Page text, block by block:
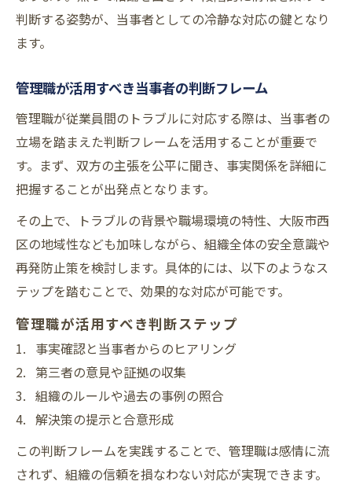
判断する姿勢が、当事者としての冷静な対応の鍵となり
ます。
管理職が活用すべき当事者の判断フレーム
管理職が従業員間のトラブルに対応する際は、当事者の
立場を踏まえた判断フレームを活用することが重要で
す。まず、双方の主張を公平に聞き、事実関係を詳細に
把握することが出発点となります。
その上で、トラブルの背景や職場環境の特性、大阪市西
区の地域性なども加味しながら、組織全体の安全意識や
再発防止策を検討します。具体的には、以下のようなス
テップを踏むことで、効果的な対応が可能です。
管理職が活用すべき判断ステップ
事実確認と当事者からのヒアリング
第三者の意見や証拠の収集
組織のルールや過去の事例の照合
解決策の提示と合意形成
この判断フレームを実践することで、管理職は感情に流
されず、組織の信頼を損なわない対応が実現できます。